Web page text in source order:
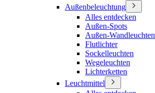
Außenbeleuchtung
Alles entdecken
Außen-Spots
Außen-Wandleuchten
Flutlichter
Sockelleuchten
Wegeleuchten
Lichterketten
Leuchtmittel